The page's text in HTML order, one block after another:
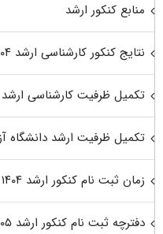
منابع کنکور ارشد
نتایج کنکور کارشناسی ارشد ۱۴۰۴
تکمیل ظرفیت کارشناسی ارشد ۱۴۰۳
تکمیل ظرفیت ارشد دانشگاه آزاد
زمان ثبت نام کنکور ارشد ۱۴۰۴
دفترچه ثبت نام کنکور ارشد ۱۴۰۵